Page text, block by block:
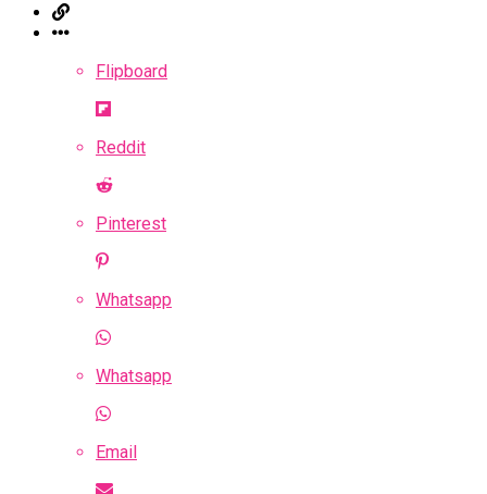
Flipboard
Reddit
Pinterest
Whatsapp
Whatsapp
Email